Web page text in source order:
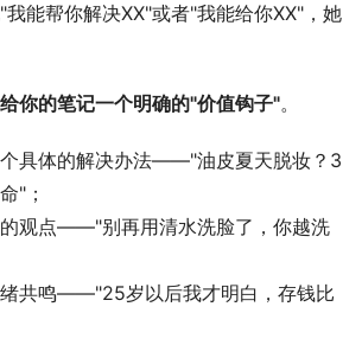
能帮你解决XX"或者"我能给你XX"，她
给你的笔记一个明确的"价值钩子"。
具体的解决办法——"油皮夏天脱妆？3
"；
观点——"别再用清水洗脸了，你越洗
共鸣——"25岁以后我才明白，存钱比